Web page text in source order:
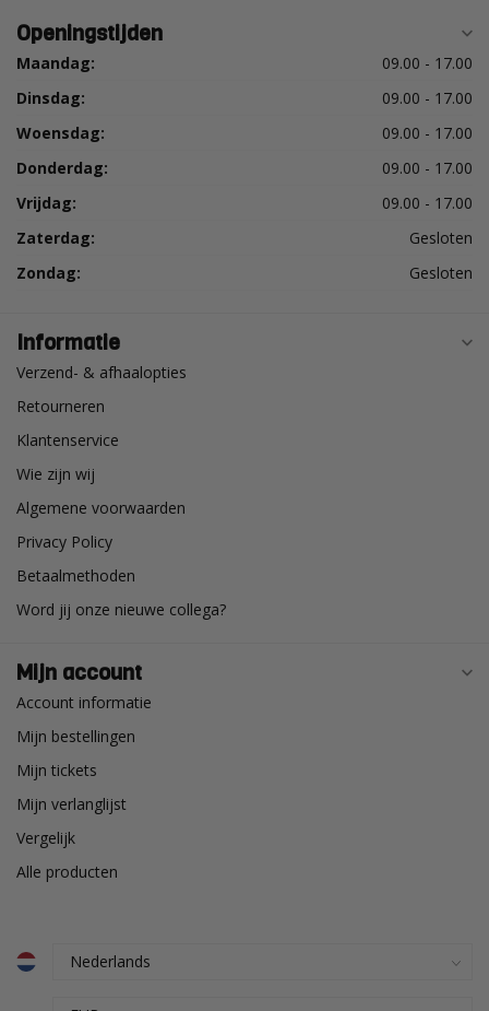
Openingstijden
Maandag:
09.00 - 17.00
Dinsdag:
09.00 - 17.00
Woensdag:
09.00 - 17.00
Donderdag:
09.00 - 17.00
Vrijdag:
09.00 - 17.00
Zaterdag:
Gesloten
Zondag:
Gesloten
Informatie
Verzend- & afhaalopties
Retourneren
Klantenservice
Wie zijn wij
Algemene voorwaarden
Privacy Policy
Betaalmethoden
Word jij onze nieuwe collega?
Mijn account
Account informatie
Mijn bestellingen
Mijn tickets
Mijn verlanglijst
Vergelijk
Alle producten